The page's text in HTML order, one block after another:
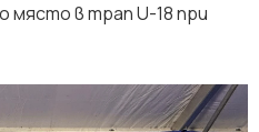
място в трап U-18 при